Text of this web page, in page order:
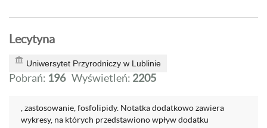
Lecytyna
Uniwersytet Przyrodniczy w Lublinie
Pobrań: 196 Wyświetleń: 2205
, zastosowanie, fosfolipidy. Notatka dodatkowo zawiera
wykresy, na których przedstawiono wpływ dodatku